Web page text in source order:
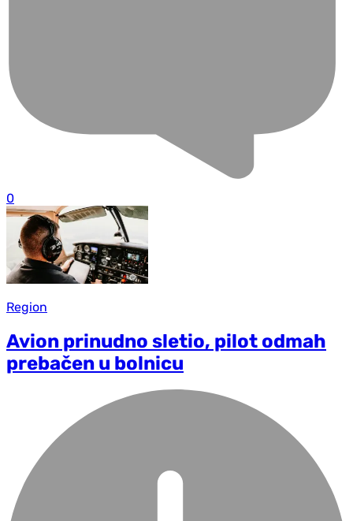
0
Region
Avion prinudno sletio, pilot odmah
prebačen u bolnicu